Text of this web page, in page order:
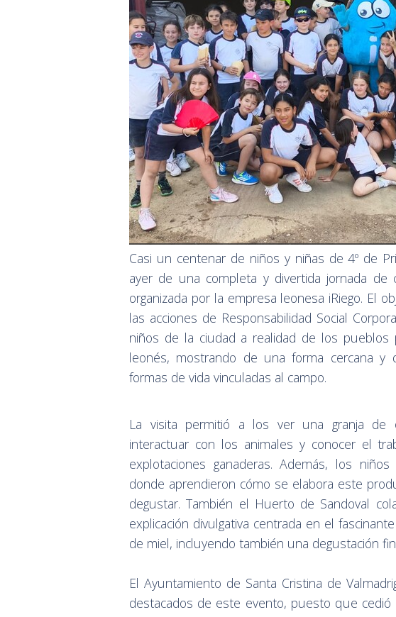
Casi un centenar de niños y niñas de 4º de
ayer de una completa y divertida jornada de
organizada por la empresa leonesa iRiego. El
las acciones de Responsabilidad Social
niños de la ciudad a realidad de los
leonés, mostrando de una forma cercana y
formas de vida vinculadas al campo.
La visita permitió a los ver una granja de
interactuar con los animales y conocer el
explotaciones ganaderas. Además, los
donde aprendieron cómo se elabora este
degustar. También el Huerto de Sandoval
explicación divulgativa centrada en el
de miel, incluyendo también una degustación
El Ayuntamiento de Santa Cristina de
destacados de este evento, puesto que